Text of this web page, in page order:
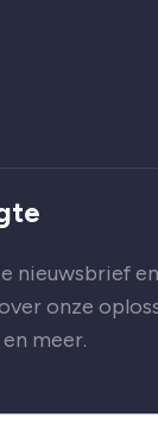
nieuwsbrief
onze
meer.